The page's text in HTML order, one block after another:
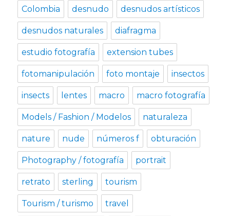
Colombia desnudo desnudos artísticos
desnudos naturales diafragma
estudio fotografía extension tubes
fotomanipulación foto montaje insectos
insects lentes macro macro fotografía
Models / Fashion / Modelos naturaleza
nature nude números f obturación
Photography / fotografía portrait
retrato sterling tourism
Tourism / turismo travel